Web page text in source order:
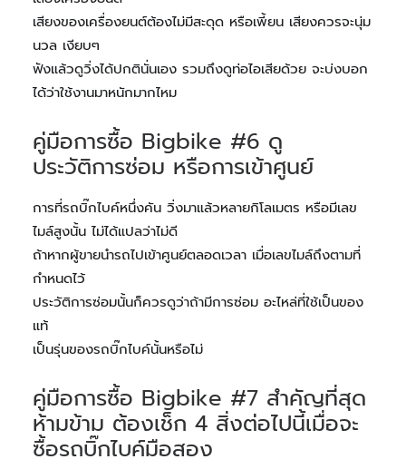
เสียงของเครื่องยนต์ต้องไม่มีสะดุด หรือเพี้ยน เสียงควรจะนุ่ม
นวล เงียบๆ
ฟังแล้วดูวิ่งได้ปกตินั่นเอง รวมถึงดูท่อไอเสียด้วย จะบ่งบอก
ได้ว่าใช้งานมาหนักมากไหม
คู่มือการซื้อ Bigbike #6 ดู
ประวัติการซ่อม หรือการเข้าศูนย์
การที่รถบิ๊กไบค์หนึ่งคัน วิ่งมาแล้วหลายกิโลเมตร หรือมีเลข
ไมล์สูงนั้น ไม่ได้แปลว่าไม่ดี
ถ้าหากผู้ขายนำรถไปเข้าศูนย์ตลอดเวลา เมื่อเลขไมล์ถึงตามที่
กำหนดไว้
ประวัติการซ่อมนั้นก็ควรดูว่าถ้ามีการซ่อม อะไหล่ที่ใช้เป็นของ
แท้
เป็นรุ่นของรถบิ๊กไบค์นั้นหรือไม่
คู่มือการซื้อ Bigbike #7 สำคัญที่สุด
ห้ามข้าม ต้องเช็ก 4 สิ่งต่อไปนี้เมื่อจะ
ซื้อรถบิ๊กไบค์มือสอง